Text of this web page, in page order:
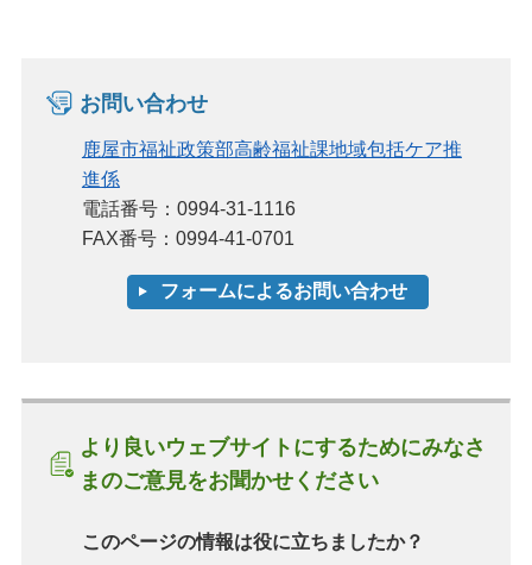
お問い合わせ
鹿屋市福祉政策部高齢福祉課地域包括ケア推
進係
電話番号：0994-31-1116
FAX番号：0994-41-0701
より良いウェブサイトにするためにみなさ
まのご意見をお聞かせください
このページの情報は役に立ちましたか？